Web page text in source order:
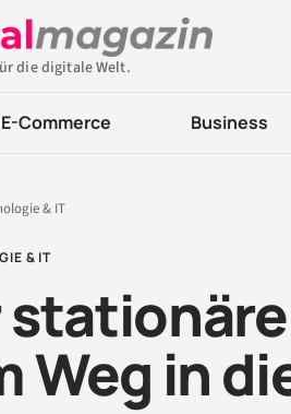
die digitale Welt.
E-Commerce Business
& IT
& IT
Weg in